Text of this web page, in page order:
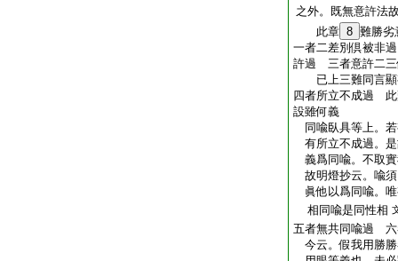
之外。既無意許法
此章 8 難勝劣
一者二差別倶被非
許過 三者意許二三
已上三難同言顯
四者所立不成過 此
設雖何義
同喩臥具等上。
有所立不成過。
義爲同喩。不取
故明燈抄云。喩
眞他以爲同喩。
相同喩是同性相
五者無共同喩過 六
今云。假我用勝